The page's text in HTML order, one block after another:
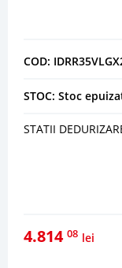
COD:
STOC: Stoc
STATII
4.814 08 lei